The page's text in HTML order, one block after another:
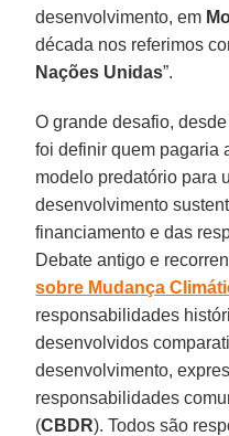
desenvolvimento, em
década nos referimos
Nações Unidas”.
O grande desafio,
foi definir quem pagaria
modelo predatório para
desenvolvimento
financiamento e das
Debate antigo e
sobre Mudança
responsabilidades
desenvolvidos
desenvolvimento,
responsabilidades
(CBDR). Todos são